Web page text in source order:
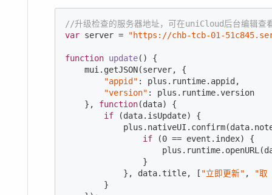
//升级检查的服务器地址，可在uniCloud后台编辑查
var server = "https://chb-tcb-01-
function update( ) {
    mui.getJSON(server, {
"appid" : plus.runtime.appid,
"version" : plus.runtime.version
    },
function(data) {
if (data.isUpdate) {
if (0 == event.index) {
                }
            }, data.title, [
"立即更新" ,
"取
        }